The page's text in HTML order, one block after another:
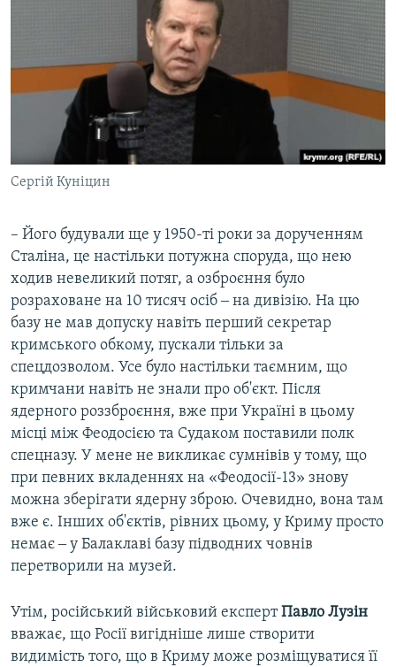
Сергій Куніцин
– Його будували ще у 1950-ті роки за дорученням
Сталіна, це настільки потужна споруда, що нею
ходив невеликий потяг, а озброєння було
розраховане на 10 тисяч осіб ‒ на дивізію. На цю
базу не мав допуску навіть перший секретар
кримського обкому, пускали тільки за
спецдозволом. Усе було настільки таємним, що
кримчани навіть не знали про об'єкт. Після
ядерного роззброєння, вже при Україні в цьому
місці між Феодосією та Судаком поставили полк
спецназу. У мене не викликає сумнівів у тому, що
при певних вкладеннях на «Феодосії-13» знову
можна зберігати ядерну зброю. Очевидно, вона там
вже є. Інших об'єктів, рівних цьому, у Криму просто
немає ‒ у Балаклаві базу підводних човнів
перетворили на музей.
Утім, російський військовий експертПавло Лузін
вважає, що Росії вигідніше лише створити
видимість того, що в Криму може розміщуватися її